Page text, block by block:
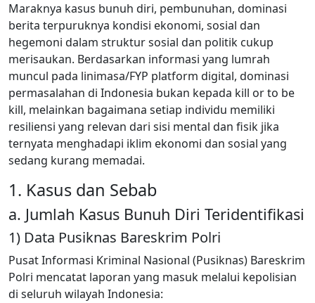
Maraknya kasus bunuh diri, pembunuhan, dominasi
berita terpuruknya kondisi ekonomi, sosial dan
hegemoni dalam struktur sosial dan politik cukup
merisaukan. Berdasarkan informasi yang lumrah
muncul pada linimasa/FYP platform digital, dominasi
permasalahan di Indonesia bukan kepada kill or to be
kill, melainkan bagaimana setiap individu memiliki
resiliensi yang relevan dari sisi mental dan fisik jika
ternyata menghadapi iklim ekonomi dan sosial yang
sedang kurang memadai.
1. Kasus dan Sebab
a. Jumlah Kasus Bunuh Diri Teridentifikasi
1) Data Pusiknas Bareskrim Polri
Pusat Informasi Kriminal Nasional (Pusiknas) Bareskrim
Polri mencatat laporan yang masuk melalui kepolisian
di seluruh wilayah Indonesia: